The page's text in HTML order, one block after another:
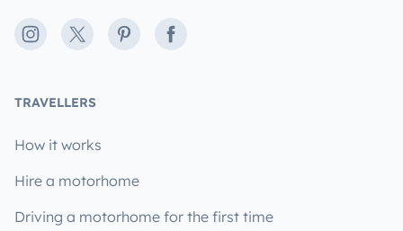
Instagram
X PinterestFacebook
TRAVELLERS
How it works
Hire a motorhome
Driving a motorhome for the first time